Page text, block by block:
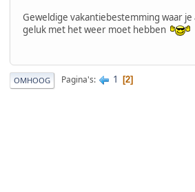
Geweldige vakantiebestemming waar
geluk met het weer moet hebben
OMHOOG Pagina's 1 2